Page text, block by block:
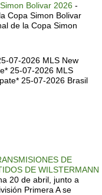
Bolivar 2026 -
Copa Simon Bolivar
de la Copa Simon
07-2026 MLS New
25-07-2026 MLS
25-07-2026 Brasil
DE
DE WILSTERMANN
20 de abril, junto a
Primera A se